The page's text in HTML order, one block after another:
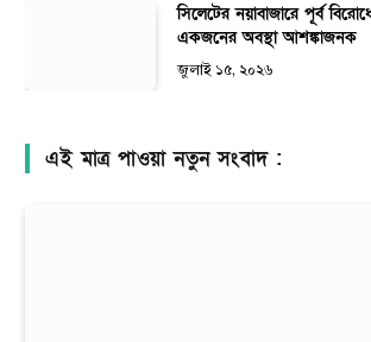
সিলেটের নয়াবাজারে পূর্ব
একজনের অবস্থা আশঙ্কাজনক
জুলাই ১৫, ২০২৬
এই মাত্র পাওয়া নতুন সংবাদ :